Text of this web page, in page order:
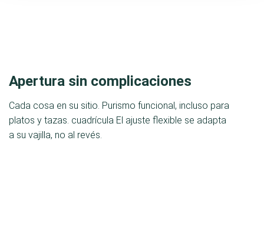
Apertura sin complicaciones
Cada cosa en su sitio. Purismo funcional, incluso para
platos y tazas. cuadrícula El ajuste flexible se adapta
a su vajilla, no al revés.